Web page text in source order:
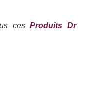
cesProduits Dr